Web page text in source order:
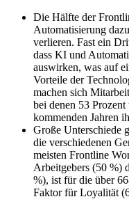
Die Hälfte der
Automatisierung
verlieren. Fast ein
dass KI und
auswirken, was auf
Vorteile der
machen sich
bei denen 53
kommenden Jahren
Große Unterschiede
die verschiedenen
meisten Frontline
Arbeitgebers (50 %)
%), ist für die über
Faktor für Loyalität